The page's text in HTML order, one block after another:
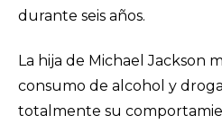
durante seis años.
La hija de Michael Jackson
consumo de alcohol y
totalmente su